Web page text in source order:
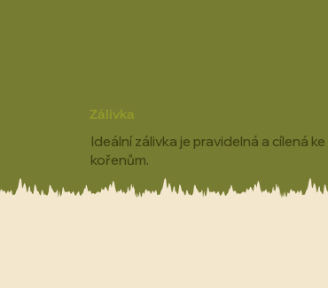
Zálivka
Ideální zálivka je pravidelná a cílená ke
kořenům.